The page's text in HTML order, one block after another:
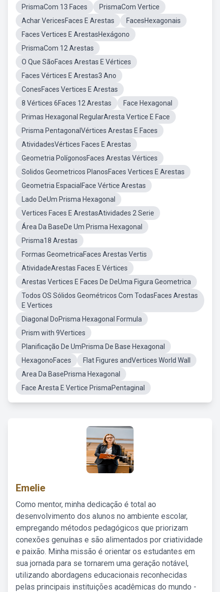
PrismaCom 13 Faces
PrismaCom Vertice
Achar VericesFaces E Arestas
FacesHexagonais
Faces Vertices E ArestasHexágono
PrismaCom 12 Arestas
O Que SãoFaces Arestas E Vértices
Faces Vértices E Arestas3 Ano
ConesFaces Vertices E Arestas
8 Vértices 6Faces 12 Arestas
Face Hexagonal
Primas Hexagonal RegularAresta Vertice E Face
Prisma PentagonalVértices Arestas E Faces
AtividadesVértices Faces E Arestas
Geometria PolígonosFaces Arestas Vértices
Solidos Geometricos PlanosFaces Vertices E Arestas
Geometria EspacialFace Vértice Arestas
Lado DeUm Prisma Hexagonal
Vertices Faces E ArestasAtividades 2 Serie
Área Da BaseDe Um Prisma Hexagonal
Prisma18 Arestas
Formas GeometricaFaces Arestas Vertis
AtividadeArestas Faces E Vértices
Arestas Vertices E Faces De DeUma Figura Geometrica
Todos OS Sólidos Geométricos Com TodasFaces Arestas
E Vertices
Diagonal DoPrisma Hexagonal Formula
Prism with 9Vertices
Planificação De UmPrisma De Base Hexagonal
HexagonoFaces
Flat Figures andVertices World Wall
Area Da BasePrisma Hexagonal
Face Aresta E Vertice PrismaPentaginal
Emelie
Como mentor, minha dedicação é total ao
desenvolvimento dos alunos no ambiente escolar,
empregando métodos pedagógicos que priorizam
conexões genuínas e são alimentados por criatividade
e paixão. Minha missão é orientar os estudantes em
sua jornada para se tornarem uma geração notável,
utilizando abordagens educacionais reconhecidas
pelas principais instituições acadêmicas do mundo -